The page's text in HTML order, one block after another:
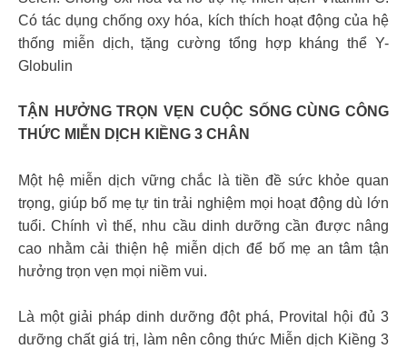
Có tác dụng chống oxy hóa, kích thích hoạt động của hệ
thống miễn dịch, tặng cường tổng hợp kháng thể Y-
Globulin
TẬN HƯỞNG TRỌN VẸN CUỘC SỐNG CÙNG CÔNG
THỨC MIỄN DỊCH KIỀNG 3 CHÂN
Một hệ miễn dịch vững chắc là tiền đề sức khỏe quan
trọng, giúp bố mẹ tự tin trải nghiệm mọi hoạt động dù lớn
tuổi. Chính vì thế, nhu cầu dinh dưỡng cần được nâng
cao nhằm cải thiện hệ miễn dịch để bố mẹ an tâm tận
hưởng trọn vẹn mọi niềm vui.
Là một giải pháp dinh dưỡng đột phá, Provital hội đủ 3
dưỡng chất giá trị, làm nên công thức Miễn dịch Kiềng 3